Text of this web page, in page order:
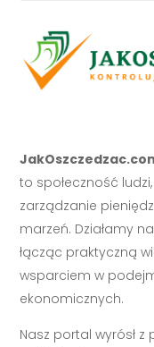
to społeczność
zarządzanie
marzeń. Działamy
łącząc praktyczną
wsparciem w
ekonomicznych.
Nasz portal wyrósł